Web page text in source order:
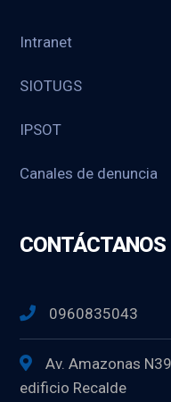
Intranet
SIOTUGS
IPSOT
Canales de denuncia
CONTÁCTANOS
0960835043
Av. Amazonas
edificio Recalde